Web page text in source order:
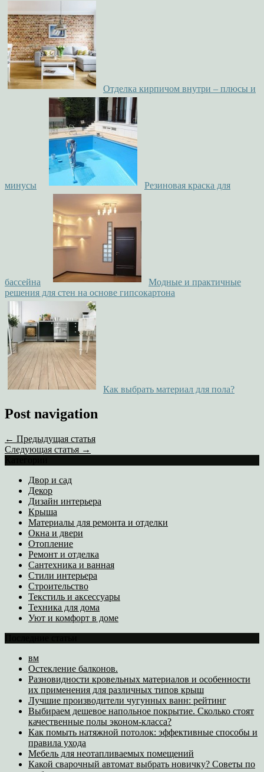
Отделка кирпичом внутри – плюсы и
минусы Резиновая краска для
бассейна
Модные и практичные
решения для стен на основе гипсокартона
Как выбрать материал для пола?
Post navigation
← Предыдущая статья
Следующая статья →
Двор и сад
Декор
Дизайн интерьера
Крыша
Материалы для ремонта и отделки
Окна и двери
Отопление
Ремонт и отделка
Сантехника и ванная
Стили интерьера
Строительство
Текстиль и аксессуары
Техника для дома
Уют и комфорт в доме
вм
Остекление балконов.
Разновидности кровельных материалов и особенности
их применения для различных типов крыш
Лучшие производители чугунных ванн: рейтинг
Выбираем дешевое напольное покрытие. Сколько стоят
качественные полы эконом-класса?
Как помыть натяжной потолок: эффективные способы и
правила ухода
Мебель для неотапливаемых помещений
Какой сварочный автомат выбрать новичку? Советы по